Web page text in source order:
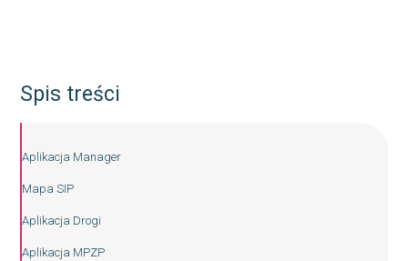
Spis treści
Aplikacja Manager
Mapa SIP
Aplikacja Drogi
Aplikacja MPZP